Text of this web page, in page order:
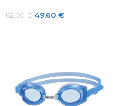
62,00€ 49,60 €